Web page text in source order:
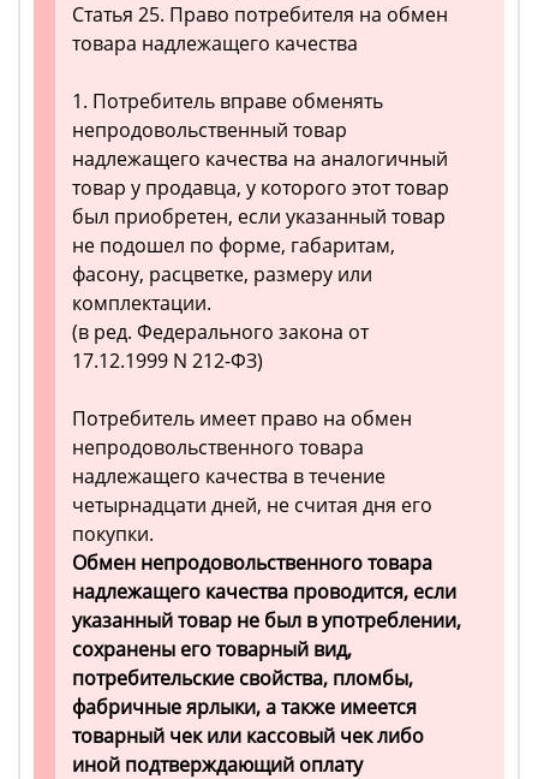
Статья 25. Право потребителя на обмен
товара надлежащего качества
1. Потребитель вправе обменять
непродовольственный товар
надлежащего качества на аналогичный
товар у продавца, у которого этот товар
был приобретен, если указанный товар
не подошел по форме, габаритам,
фасону, расцветке, размеру или
комплектации.
(в ред. Федерального закона от
17.12.1999 N 212-ФЗ)
Потребитель имеет право на обмен
непродовольственного товара
надлежащего качества в течение
четырнадцати дней, не считая дня его
покупки.
Обмен непродовольственного товара
надлежащего качества проводится, если
указанный товар не был в употреблении,
сохранены его товарный вид,
потребительские свойства, пломбы,
фабричные ярлыки, а также имеется
товарный чек или кассовый чек либо
иной подтверждающий оплату